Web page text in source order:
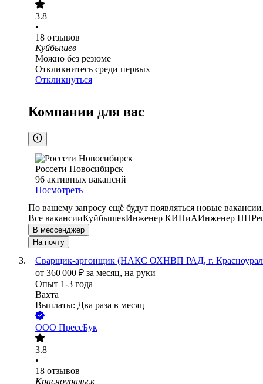
3.8
•
18 отзывов
Куйбышев
Можно без резюме
Откликнитесь среди первых
Откликнуться
Компании для вас
Россети Новосибирск
96 активных вакансий
Посмотреть
По вашему запросу ещё будут появляться новые
Все вакансииКуйбышевИнженер КИПиАИнженер ПНР
В мессенджер
На почту
Сварщик-аргонщик (НАКС ОХНВП РАД, г.
от 360 000 ₽ за месяц, на руки
Опыт 1-3 года
Вахта
Выплаты: Два раза в месяц
ООО ПрессБук
3.8
•
18 отзывов
Красноуральск